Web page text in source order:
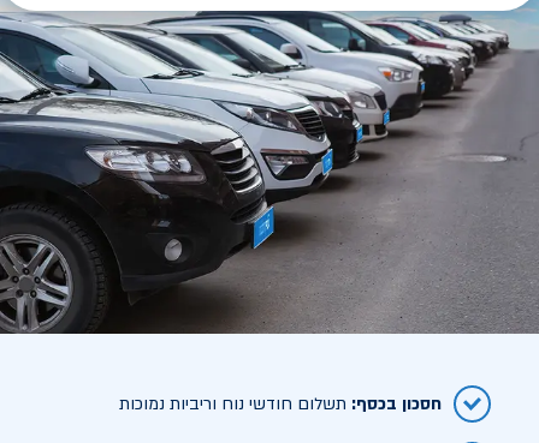
חסכון בכסף: תשלום חודשי נוח וריביות נמוכות